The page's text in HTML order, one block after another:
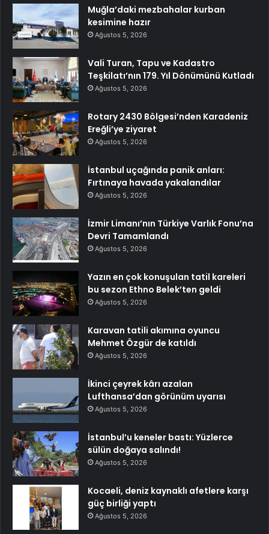
Muğla’daki mezbahalar kurban
kesimine hazır
Ağustos 5, 2026
Vali Turan, Tapu ve Kadastro
Teşkilatı’nın 179. Yıl Dönümünü Kutladı
Ağustos 5, 2026
Rotary 2430 Bölgesi’nden Karadeniz
Ereğli’ye ziyaret
Ağustos 5, 2026
İstanbul uçağında panik anları:
Fırtınaya havada yakalandılar
Ağustos 5, 2026
İzmir Limanı’nın Türkiye Varlık Fonu’na
Devri Tamamlandı
Ağustos 5, 2026
Yazın en çok konuşulan tatil kareleri
bu sezon Ethno Belek’ten geldi
Ağustos 5, 2026
Karavan tatili akımına oyuncu
Mehmet Özgür de katıldı
Ağustos 5, 2026
İkinci çeyrek kârı azalan
Lufthansa’dan görünüm uyarısı
Ağustos 5, 2026
İstanbul’u keneler bastı: Yüzlerce
sülün doğaya salındı!
Ağustos 5, 2026
Kocaeli, deniz kaynaklı afetlere karşı
güç birliği yaptı
Ağustos 5, 2026